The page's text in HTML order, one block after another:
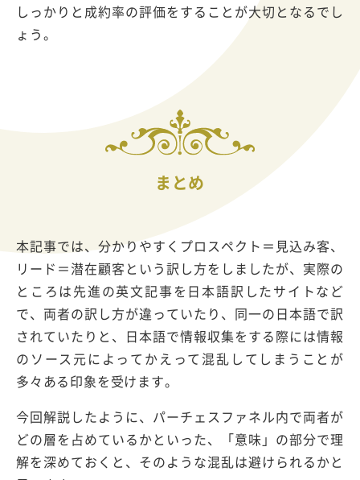
しっかりと成約率の評価をすることが大切となるでし
ょう。
まとめ
本記事では、分かりやすくプロスペクト＝見込み客、
リード＝潜在顧客という訳し方をしましたが、実際の
ところは先進の英文記事を日本語訳したサイトなど
で、両者の訳し方が違っていたり、同一の日本語で訳
されていたりと、日本語で情報収集をする際には情報
のソース元によってかえって混乱してしまうことが
多々ある印象を受けます。
今回解説したように、パーチェスファネル内で両者が
どの層を占めているかといった、「意味」の部分で理
解を深めておくと、そのような混乱は避けられるかと